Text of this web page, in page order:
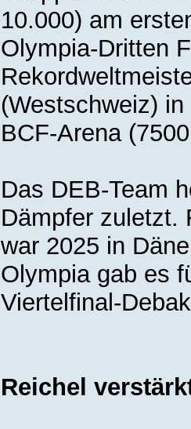
10.000) am
Olympia-Dritten
(Westschweiz) in
BCF-Arena
Das DEB-Team
Dämpfer zuletzt.
war 2025 in
Olympia gab es
Viertelfinal-
Reichel